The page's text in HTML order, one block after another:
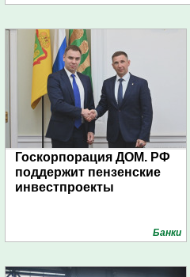
Госкорпорация ДОМ. РФ
поддержит пензенские
инвестпроекты
Банки